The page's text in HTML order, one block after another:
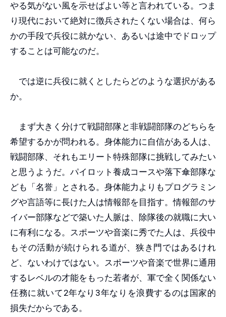
やる気がない風を示せばよい等と言われている。つま
り現代において絶対に徴兵されたくない場合は、何ら
かの手段で兵役に就かない、あるいは途中でドロップ
することは可能なのだ。
では逆に兵役に就くとしたらどのような選択がある
か。
まず大きく分けて戦闘部隊と非戦闘部隊のどちらを
希望するかが問われる。身体能力に自信がある人は、
戦闘部隊、それもエリート特殊部隊に挑戦してみたい
と思うようだ。パイロット養成コースや落下傘部隊な
ども「名誉」とされる。身体能力よりもプログラミン
グや言語等に長けた人は情報部を目指す。情報部のサ
イバー部隊などで築いた人脈は、除隊後の就職に大い
に有利になる。スポーツや音楽に秀でた人は、兵役中
もその活動が続けられる道が、狭き門ではあるけれ
ど、ないわけではない。スポーツや音楽で世界に通用
するレベルの才能をもった若者が、軍で全く関係ない
任務に就いて2年なり3年なりを浪費するのは国家的
損失だからである。